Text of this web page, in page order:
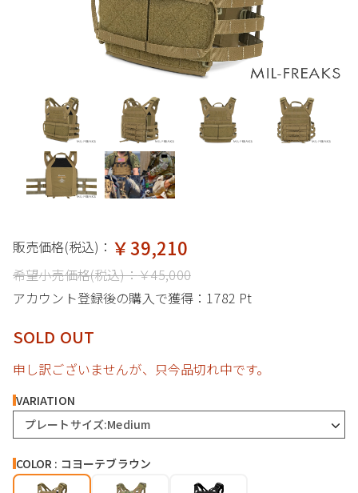
販売価格(税込)： ￥39,210
希望小売価格(税込)：￥45,000
アカウント登録後の購入で獲得： 1782 Pt
SOLD OUT
申し訳ございませんが、只今品切れ中です。
VARIATION
プレートサイズ:Medium
COLOR : コヨーテブラウン